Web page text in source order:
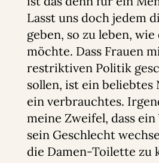
Lasst uns doch jedem
geben, so zu leben,
möchte. Dass Frauen
restriktiven Politik
sollen, ist ein beliebtes
ein verbrauchtes.
meine Zweifel, dass
sein Geschlecht
die Damen-Toilette zu